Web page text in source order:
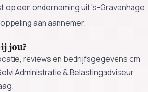
op een onderneming uit 's-Gravenhage
aan aannemer.
jou?
reviews en bedrijfsgegevens om
Administratie & Belastingadviseur